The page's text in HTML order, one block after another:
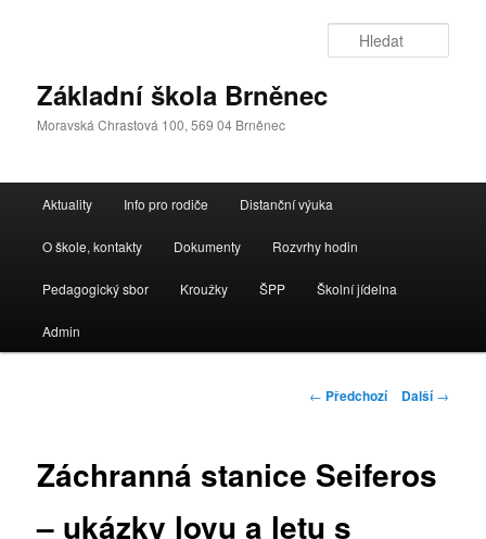
Základní škola Brněnec
Moravská Chrastová 100, 569 04 Brněnec
navigační
Aktuality Info pro rodiče Distanční výuka
O škole, kontakty Dokumenty Rozvrhy hodin
Pedagogický sbor Kroužky ŠPP Školní jídelna
Admin
Navigace
← Předchozí Další→
Záchranná stanice Seiferos
– ukázky lovu a letu s